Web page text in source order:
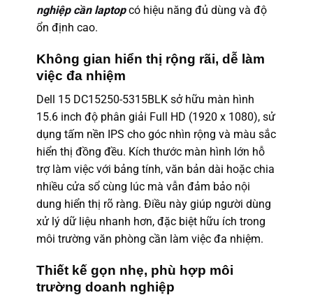
nghiệp cần laptopcó hiệu năng đủ dùng và độ
ổn định cao.
Không gian hiển thị rộng rãi, dễ làm
việc đa nhiệm
Dell 15 DC15250-5315BLK sở hữu màn hình
15.6 inch độ phân giải Full HD (1920 x 1080), sử
dụng tấm nền IPS cho góc nhìn rộng và màu sắc
hiển thị đồng đều. Kích thước màn hình lớn hỗ
trợ làm việc với bảng tính, văn bản dài hoặc chia
nhiều cửa sổ cùng lúc mà vẫn đảm bảo nội
dung hiển thị rõ ràng. Điều này giúp người dùng
xử lý dữ liệu nhanh hơn, đặc biệt hữu ích trong
môi trường văn phòng cần làm việc đa nhiệm.
Thiết kế gọn nhẹ, phù hợp môi
trường doanh nghiệp